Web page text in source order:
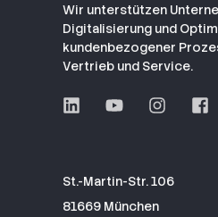
Wir unterstützen
Digitalisierung und
kundenbezogener
Vertrieb und Service.
St.-Martin-Str. 106
81669 München